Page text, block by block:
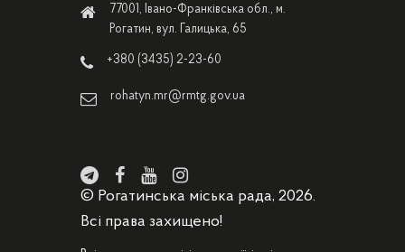
77001, Івано-Франківська обл., м.
Рогатин, вул. Галицька, 65
+380 (3435) 2-23-60
rohatyn.mr@rmtg.gov.ua
© Рогатинська міська рада, 2026.
Всі права захищено!